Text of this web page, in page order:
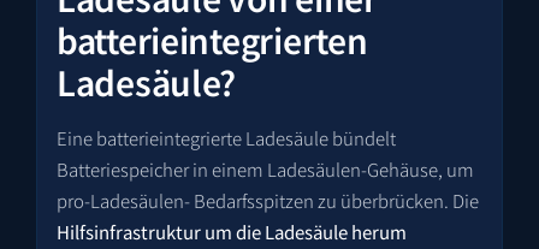
batterieintegrierten
Ladesäule?
Eine batterieintegrierte Ladesäule bündelt
Batteriespeicher in einem Ladesäulen-Gehäuse, um
pro-Ladesäulen- Bedarfsspitzen zu überbrücken. Die
Hilfsinfrastruktur um die Ladesäule herum